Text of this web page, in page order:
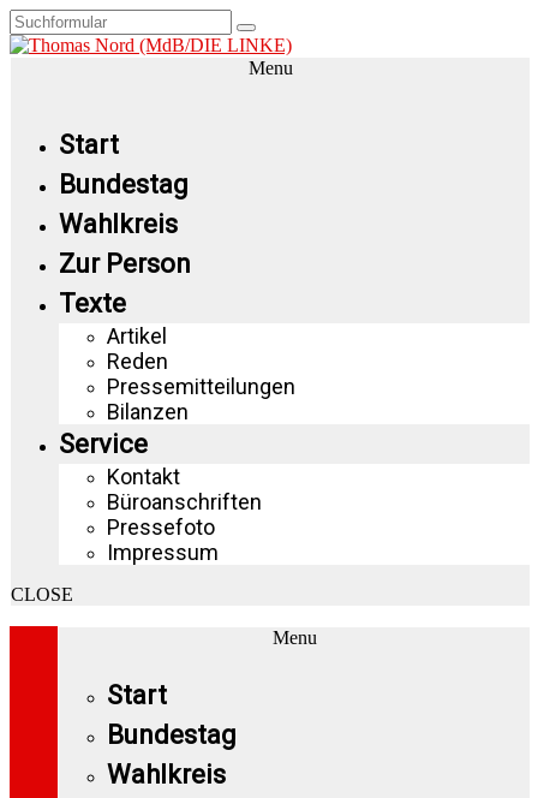
Menu
Start
Bundestag
Wahlkreis
Zur Person
Texte
Artikel
Reden
Pressemitteilungen
Bilanzen
Service
Kontakt
Büroanschriften
Pressefoto
Impressum
CLOSE
Menu
Start
Bundestag
Wahlkreis